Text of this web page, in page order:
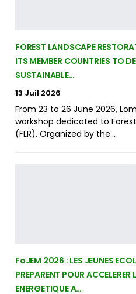
FOREST LANDSCAPE
ITS MEMBER COUNTRIES TO
SUSTAINABLE…
13 Juil 2026
From 23 to 26 June 2026,
workshop dedicated to
(FLR). Organized by the…
FoJEM 2026 : LES JEUNES
PREPARENT POUR
ENERGETIQUE A…